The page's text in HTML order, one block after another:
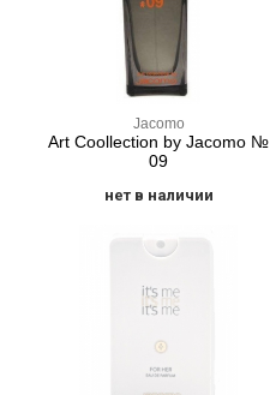
Jacomo
Art Coollection by Jacomo №
09
нет в наличии